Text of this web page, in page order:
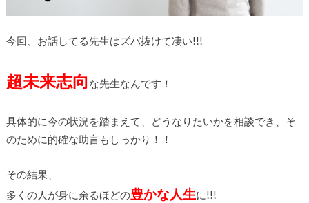
今回、お話してる先生はズバ抜けて凄い!!!
超未来志向な先生なんです！
具体的に今の状況を踏まえて、どうなりたいかを相談でき、そ
のために的確な助言もしっかり！！
その結果、
多くの人が身に余るほどの豊かな人生に!!!